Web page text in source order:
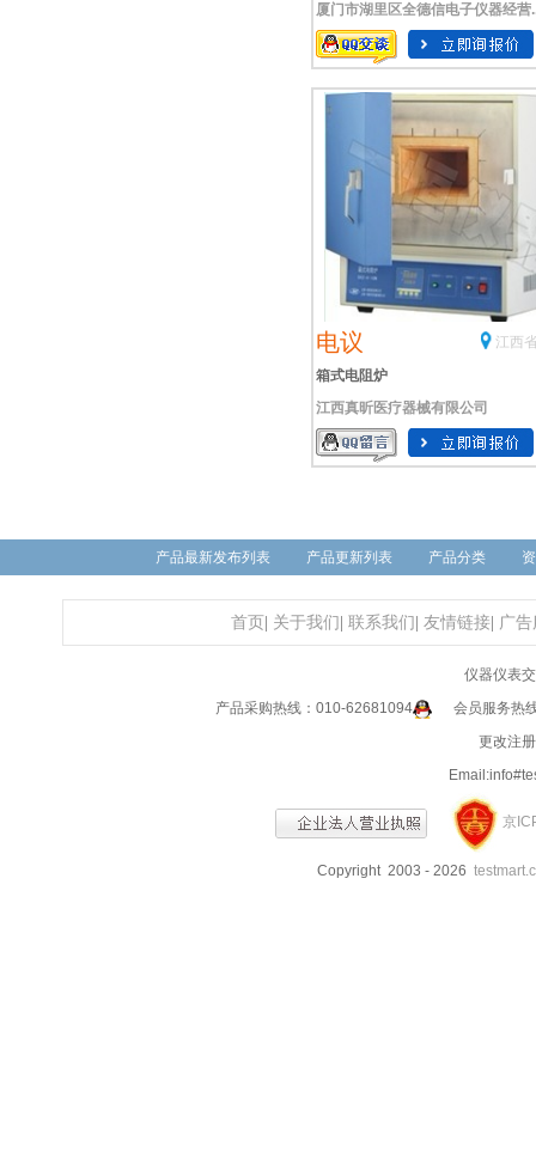
厦门市湖里区全德信电子仪器经营
电议
江西
箱式电阻炉
江西真昕医疗器械有限公司
产品最新发布列表 产品更新列表 产品分类
首页 关于我们 联系我们 友情链接| 广告
仪器仪表
产品采购热线：010-62681094
会员服务热
更改注
京
Copyright 2003 - 2026